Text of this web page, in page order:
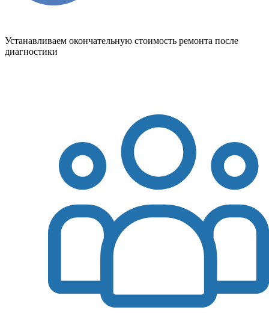
Устанавливаем окончательную стоимость ремонта после
диагностики